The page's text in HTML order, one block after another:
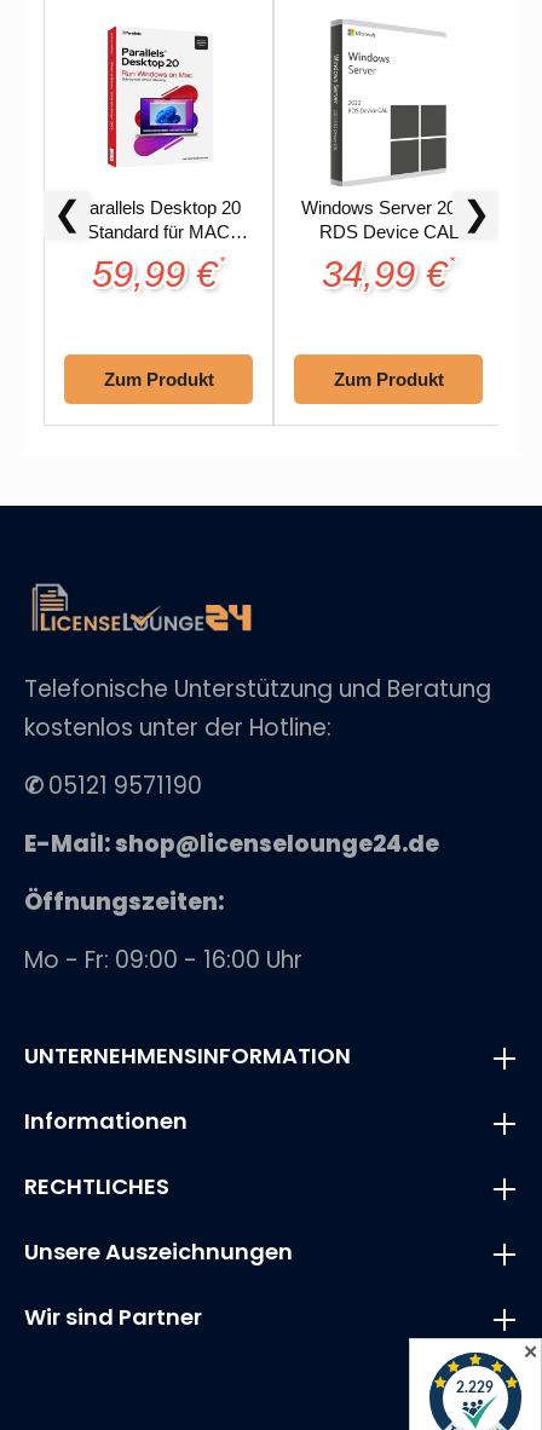
❮ Parallels Desktop 20
Standard für MAC
Unbegrenzt - Offline
Aktivierung
59,99 € *
Zum Produkt
Windows Server 2022
RDS Device CAL
34,99 € *
Zum Produkt
❯
Telefonische Unterstützung und Beratung
kostenlos unter der Hotline:
✆05121 9571190
E-Mail: shop@licenselounge24.de
Öffnungszeiten:
Mo - Fr: 09:00 - 16:00 Uhr
UNTERNEHMENSINFORMATION
Informationen
RECHTLICHES
Unsere Auszeichnungen
Wir sind Partner
✕